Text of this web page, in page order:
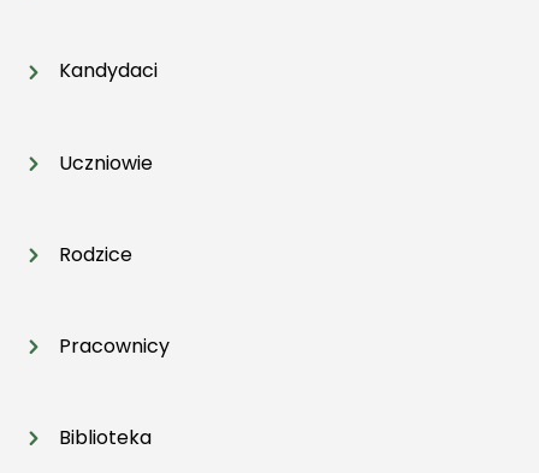
Kandydaci
Uczniowie
Rodzice
Pracownicy
Biblioteka